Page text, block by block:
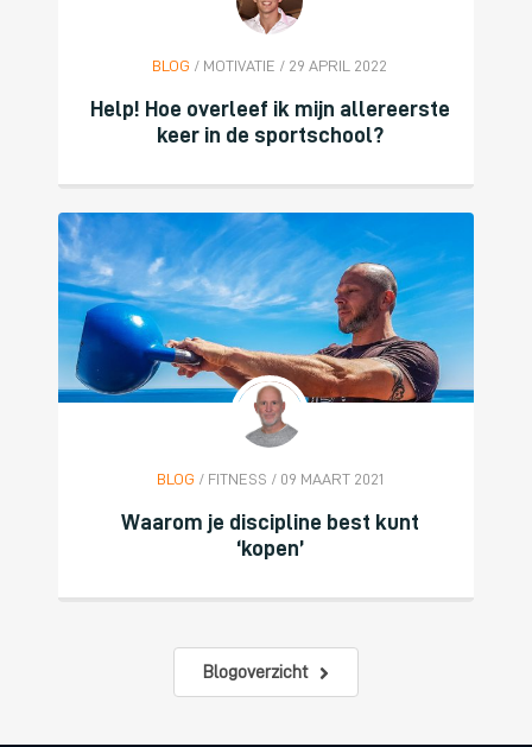
BLOG / MOTIVATIE / 29 APRIL 2022
Help! Hoe overleef ik mijn allereerste
keer in de sportschool?
BLOG / FITNESS / 09 MAART 2021
Waarom je discipline best kunt
‘kopen’
Blogoverzicht